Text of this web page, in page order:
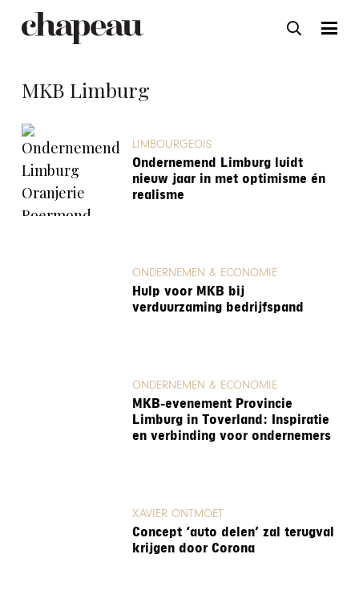
MKB Limburg
LIMBOURGEOIS
Ondernemend Limburg luidt
nieuw jaar in met optimisme én
realisme
ONDERNEMEN & ECONOMIE
Hulp voor MKB bij
verduurzaming bedrijfspand
ONDERNEMEN & ECONOMIE
MKB-evenement Provincie
Limburg in Toverland: Inspiratie
en verbinding voor ondernemers
XAVIER ONTMOET
Concept ‘auto delen’ zal terugval
krijgen door Corona